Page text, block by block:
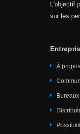
L'objectif
sur les
À propos